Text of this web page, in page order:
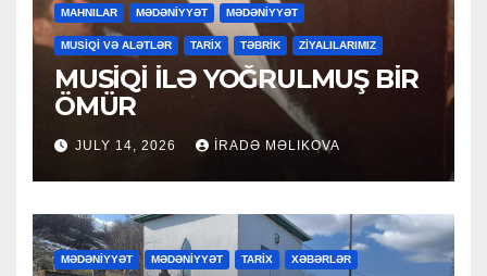
MAHNILAR MƏDƏNİYYƏT MƏDƏNİYYƏT
MUSİQİ VƏ ALƏTLƏR TARİX TƏBRİK ZİYALILARIMIZ
MUSİQİ İLƏ YOĞRULMUŞ BİR
ÖMÜR
JULY 14, 2026 İRADƏ MƏLIKOVA
MƏDƏNİYYƏT MƏDƏNİYYƏT TARİX XƏBƏRLƏR